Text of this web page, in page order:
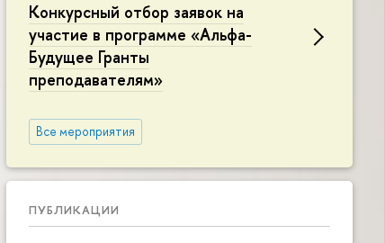
Конкурсный отбор заявок на
участие в программе «Альфа-
Будущее Гранты
преподавателям»
Все мероприятия
ПУБЛИКАЦИИ